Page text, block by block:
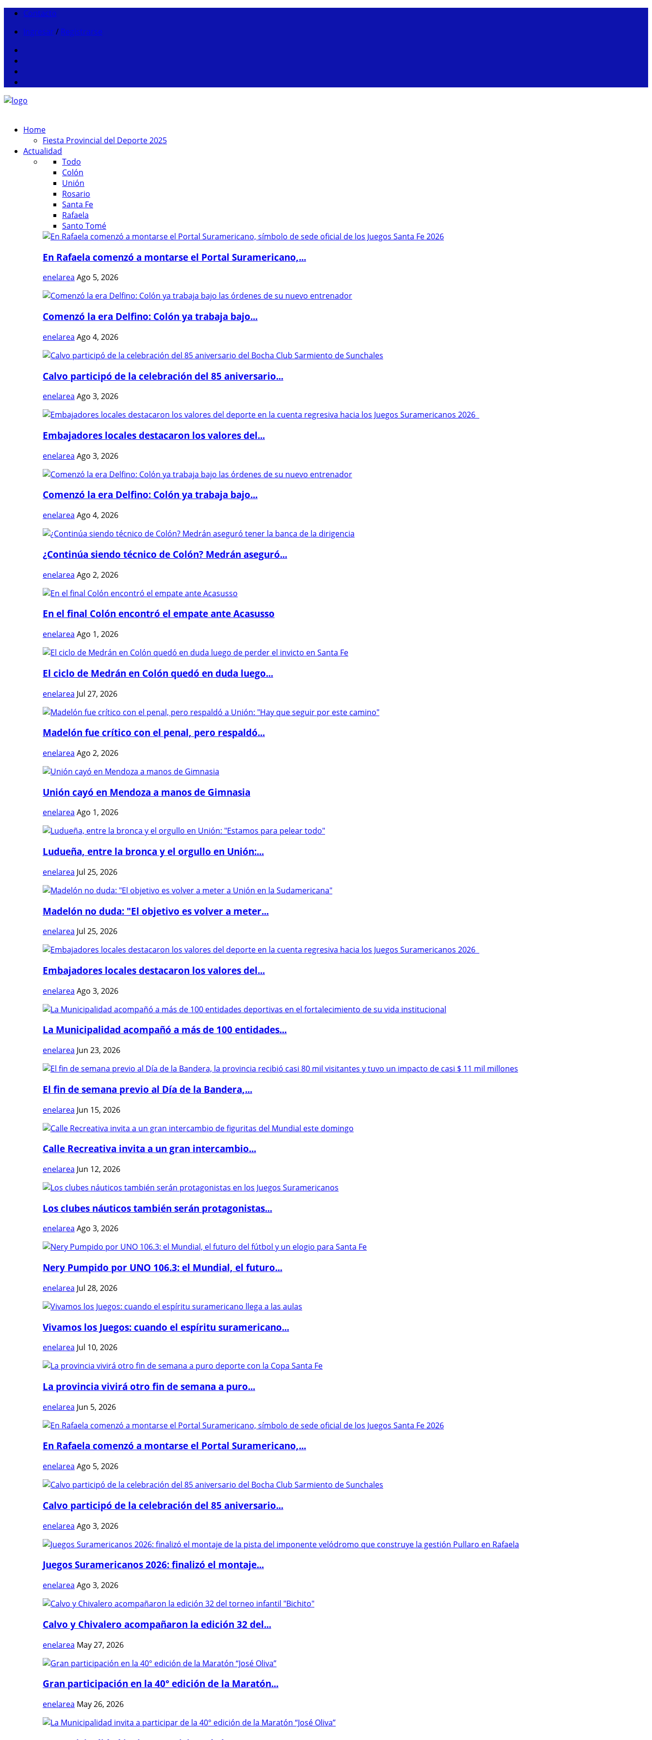
Contacto
Ingresar / Registrarse
Home
Fiesta Provincial del Deporte 2025
Actualidad
Todo
Colón
Unión
Rosario
Santa Fe
Rafaela
Santo Tomé
En Rafaela comenzó a montarse el Portal Suramericano,...
enelarea Ago 5, 2026
Comenzó la era Delfino: Colón ya trabaja bajo...
enelarea Ago 4, 2026
Calvo participó de la celebración del 85 aniversario...
enelarea Ago 3, 2026
Embajadores locales destacaron los valores del...
enelarea Ago 3, 2026
Comenzó la era Delfino: Colón ya trabaja bajo...
enelarea Ago 4, 2026
¿Continúa siendo técnico de Colón? Medrán aseguró...
enelarea Ago 2, 2026
En el final Colón encontró el empate ante Acasusso
enelarea Ago 1, 2026
El ciclo de Medrán en Colón quedó en duda luego...
enelarea Jul 27, 2026
Madelón fue crítico con el penal, pero respaldó...
enelarea Ago 2, 2026
Unión cayó en Mendoza a manos de Gimnasia
enelarea Ago 1, 2026
Ludueña, entre la bronca y el orgullo en Unión:...
enelarea Jul 25, 2026
Madelón no duda: "El objetivo es volver a meter...
enelarea Jul 25, 2026
Embajadores locales destacaron los valores del...
enelarea Ago 3, 2026
La Municipalidad acompañó a más de 100 entidades...
enelarea Jun 23, 2026
El fin de semana previo al Día de la Bandera,...
enelarea Jun 15, 2026
Calle Recreativa invita a un gran intercambio...
enelarea Jun 12, 2026
Los clubes náuticos también serán protagonistas...
enelarea Ago 3, 2026
Nery Pumpido por UNO 106.3: el Mundial, el futuro...
enelarea Jul 28, 2026
Vivamos los Juegos: cuando el espíritu suramericano...
enelarea Jul 10, 2026
La provincia vivirá otro fin de semana a puro...
enelarea Jun 5, 2026
En Rafaela comenzó a montarse el Portal Suramericano,...
enelarea Ago 5, 2026
Calvo participó de la celebración del 85 aniversario...
enelarea Ago 3, 2026
Juegos Suramericanos 2026: finalizó el montaje...
enelarea Ago 3, 2026
Calvo y Chivalero acompañaron la edición 32 del...
enelarea May 27, 2026
Gran participación en la 40° edición de la Maratón...
enelarea May 26, 2026